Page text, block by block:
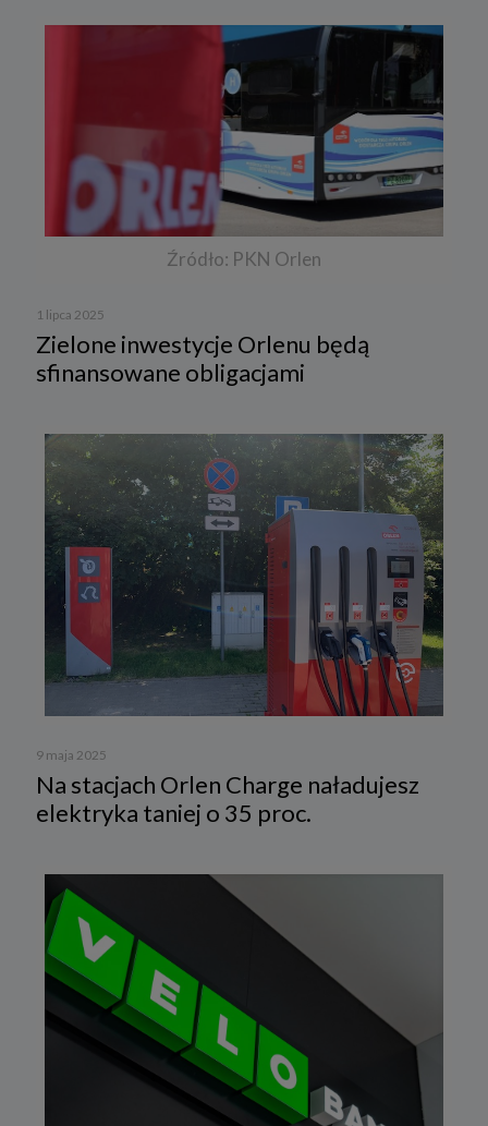
Źródło: PKN Orlen
1 lipca 2025
Zielone inwestycje Orlenu będą
sfinansowane obligacjami
9 maja 2025
Na stacjach Orlen Charge naładujesz
elektryka taniej o 35 proc.